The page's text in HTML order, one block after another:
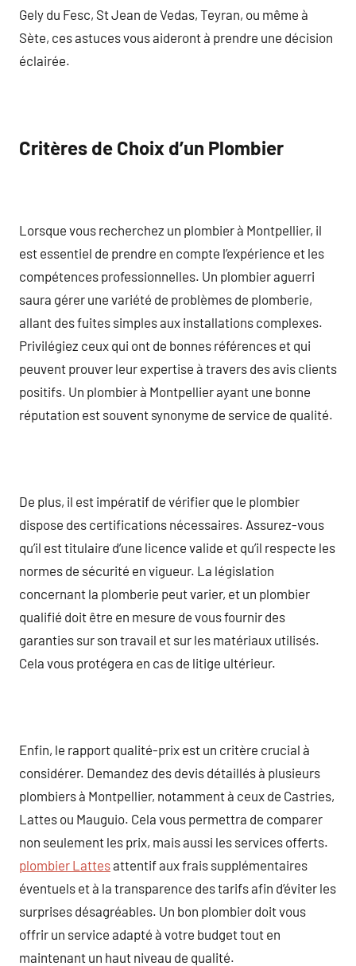
Gely du Fesc, St Jean de Vedas, Teyran, ou même à
Sète, ces astuces vous aideront à prendre une décision
éclairée.
Critères de Choix d’un Plombier
Lorsque vous recherchez un plombier à Montpellier, il
est essentiel de prendre en compte l’expérience et les
compétences professionnelles. Un plombier aguerri
saura gérer une variété de problèmes de plomberie,
allant des fuites simples aux installations complexes.
Privilégiez ceux qui ont de bonnes références et qui
peuvent prouver leur expertise à travers des avis clients
positifs. Un plombier à Montpellier ayant une bonne
réputation est souvent synonyme de service de qualité.
De plus, il est impératif de vérifier que le plombier
dispose des certifications nécessaires. Assurez-vous
qu’il est titulaire d’une licence valide et qu’il respecte les
normes de sécurité en vigueur. La législation
concernant la plomberie peut varier, et un plombier
qualifié doit être en mesure de vous fournir des
garanties sur son travail et sur les matériaux utilisés.
Cela vous protégera en cas de litige ultérieur.
Enfin, le rapport qualité-prix est un critère crucial à
considérer. Demandez des devis détaillés à plusieurs
plombiers à Montpellier, notamment à ceux de Castries,
Lattes ou Mauguio. Cela vous permettra de comparer
non seulement les prix, mais aussi les services offerts.
plombier Lattesattentif aux frais supplémentaires
éventuels et à la transparence des tarifs afin d’éviter les
surprises désagréables. Un bon plombier doit vous
offrir un service adapté à votre budget tout en
maintenant un haut niveau de qualité.